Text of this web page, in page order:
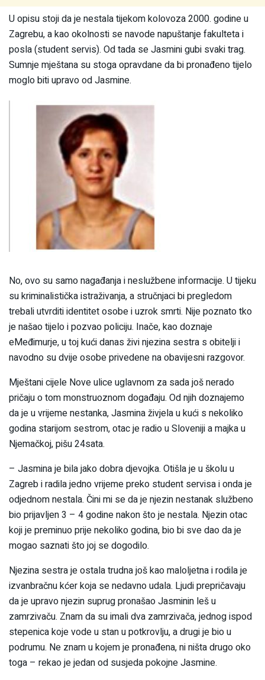
U opisu stoji da je nestala tijekom kolovoza 2000. godine u
Zagrebu, a kao okolnosti se navode napuštanje fakulteta i
posla (student servis). Od tada se Jasmini gubi svaki trag.
Sumnje mještana su stoga opravdane da bi pronađeno tijelo
moglo biti upravo od Jasmine.
No, ovo su samo nagađanja i neslužbene informacije. U tijeku
su kriminalistička istraživanja, a stručnjaci bi pregledom
trebali utvrditi identitet osobe i uzrok smrti. Nije poznato tko
je našao tijelo i pozvao policiju. Inače, kao doznaje
eMeđimurje, u toj kući danas živi njezina sestra s obitelji i
navodno su dvije osobe privedene na obavijesni razgovor.
Mještani cijele Nove ulice uglavnom za sada još nerado
pričaju o tom monstruoznom događaju. Od njih doznajemo
da je u vrijeme nestanka, Jasmina živjela u kući s nekoliko
godina starijom sestrom, otac je radio u Sloveniji a majka u
Njemačkoj, pišu 24sata.
– Jasmina je bila jako dobra djevojka. Otišla je u školu u
Zagreb i radila jedno vrijeme preko student servisa i onda je
odjednom nestala. Čini mi se da je njezin nestanak službeno
bio prijavljen 3 – 4 godine nakon što je nestala. Njezin otac
koji je preminuo prije nekoliko godina, bio bi sve dao da je
mogao saznati što joj se dogodilo.
Njezina sestra je ostala trudna još kao maloljetna i rodila je
izvanbračnu kćer koja se nedavno udala. Ljudi prepričavaju
da je upravo njezin suprug pronašao Jasminin leš u
zamrzivaču. Znam da su imali dva zamrzivača, jednog ispod
stepenica koje vode u stan u potkrovlju, a drugi je bio u
podrumu. Ne znam u kojem je pronađena, ni ništa drugo oko
toga – rekao je jedan od susjeda pokojne Jasmine.